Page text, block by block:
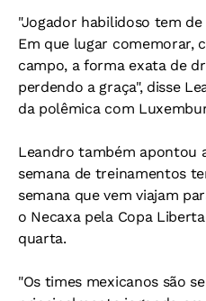
"Jogador habilidoso tem
Em que lugar comemorar,
campo, a forma exata de
perdendo a graça", disse
da polêmica com
Leandro também apontou
semana de treinamentos
semana que vem viajam
o Necaxa pela Copa
quarta.
"Os times mexicanos são